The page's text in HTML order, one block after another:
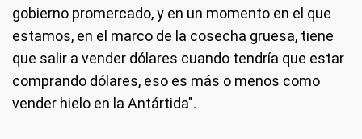
gobierno promercado, y en un momento en el que
estamos, en el marco de la cosecha gruesa, tiene
que salir a vender dólares cuando tendría que estar
comprando dólares, eso es más o menos como
vender hielo en la Antártida".